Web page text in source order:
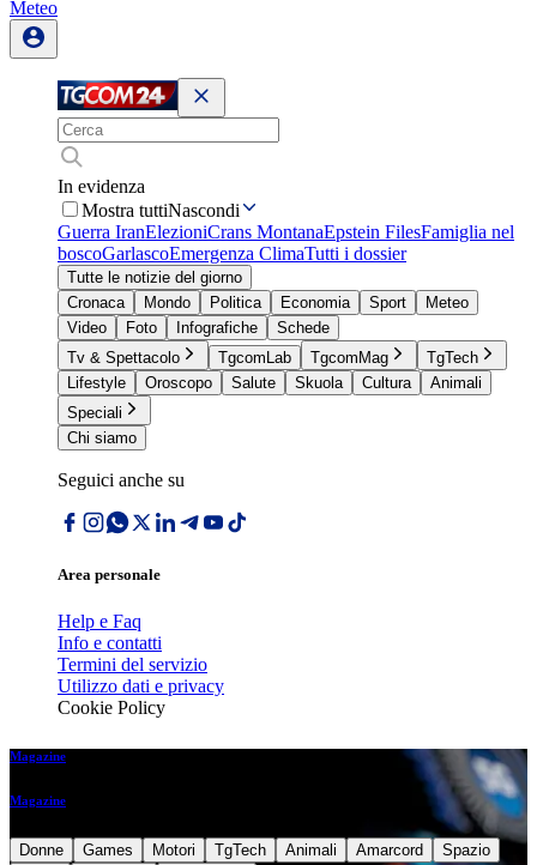
Meteo
In evidenza
Mostra tuttiNascondi
Guerra IranElezioniCrans MontanaEpstein FilesFamiglia nel
boscoGarlascoEmergenza ClimaTutti i dossier
Tutte le notizie del giorno
Cronaca
Mondo Politica Economia Sport
Meteo
Video
Foto Infografiche
Schede
Tv & Spettacolo
TgcomLab TgcomMag
TgTech
Lifestyle
Oroscopo Salute Skuola Cultura
Animali
Speciali
Chi siamo
Seguici anche su
Area personale
Help e Faq
Info e contatti
Termini del servizio
Utilizzo dati e privacy
Cookie Policy
Magazine
Magazine
Donne Games Motori TgTech Animali Amarcord
Spazio